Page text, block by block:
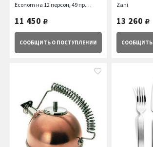
Econom на 12 персон, 49 пр.
11 450 руб.
СООБЩИТЬ О ПОСТУПЛЕНИИ
Zani
13 260 руб.
СООБЩИТЬ